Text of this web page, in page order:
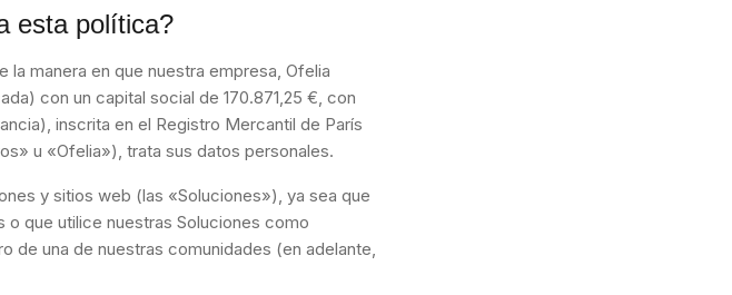
esta política?
manera en que nuestra empresa, Ofelia
con un capital social de 170.871,25 €, con
inscrita en el Registro Mercantil de París
u «Ofelia»), trata sus datos personales.
y sitios web (las «Soluciones»), ya sea que
que utilice nuestras Soluciones como
de una de nuestras comunidades (en adelante,